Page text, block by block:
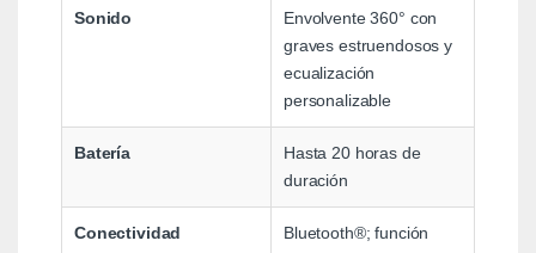
Sonido
Envolvente 360° con
graves estruendosos y
ecualización
personalizable
Batería
Hasta 20 horas de
duración
Conectividad
Bluetooth®; función